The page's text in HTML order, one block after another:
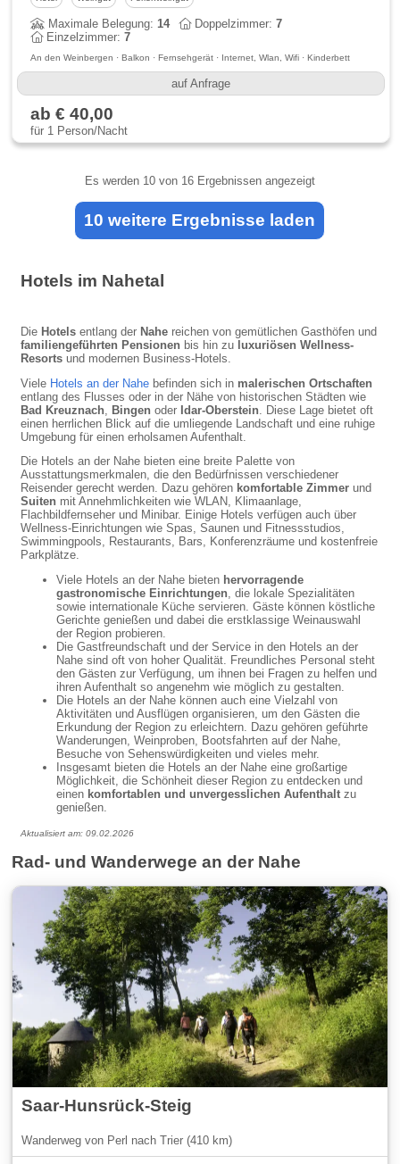
Maximale Belegung:14 Doppelzimmer:7
Einzelzimmer:7
An den Weinbergen · Balkon · Fernsehgerät · Internet, Wlan, Wifi · Kinderbett
auf Anfrage
ab € 40,00
für 1 Person/Nacht
Es werden 10von 16 Ergebnissen angezeigt
10 weitere Ergebnisse laden
Hotels im Nahetal
Die Hotelsentlang der Nahe reichen von gemütlichen Gasthöfen und
familiengeführten Pensionen bis hin zu luxuriösen Wellness-
Resorts und modernen Business-Hotels.
Viele Hotels an der Nahe befinden sich in malerischen Ortschaften
entlang des Flusses oder in der Nähe von historischen Städten wie
Bad Kreuznach
Bingen oder Idar-Oberstein . Diese Lage bietet oft
einen herrlichen Blick auf die umliegende Landschaft und eine ruhige
Umgebung für einen erholsamen Aufenthalt.
Die Hotels an der Nahe bieten eine breite Palette von
Ausstattungsmerkmalen, die den Bedürfnissen verschiedener
Reisender gerecht werden. Dazu gehören komfortable Zimmer und
Suiten mit Annehmlichkeiten wie WLAN, Klimaanlage,
Flachbildfernseher und Minibar. Einige Hotels verfügen auch über
Wellness-Einrichtungen wie Spas, Saunen und Fitnessstudios,
Swimmingpools, Restaurants, Bars, Konferenzräume und kostenfreie
Parkplätze.
Viele Hotels an der Nahe bieten hervorragende
gastronomische Einrichtungen, die lokale Spezialitäten
sowie internationale Küche servieren. Gäste können köstliche
Gerichte genießen und dabei die erstklassige Weinauswahl
der Region probieren.
Die Gastfreundschaft und der Service in den Hotels an der
Nahe sind oft von hoher Qualität. Freundliches Personal steht
den Gästen zur Verfügung, um ihnen bei Fragen zu helfen und
ihren Aufenthalt so angenehm wie möglich zu gestalten.
Die Hotels an der Nahe können auch eine Vielzahl von
Aktivitäten und Ausflügen organisieren, um den Gästen die
Erkundung der Region zu erleichtern. Dazu gehören geführte
Wanderungen, Weinproben, Bootsfahrten auf der Nahe,
Besuche von Sehenswürdigkeiten und vieles mehr.
Insgesamt bieten die Hotels an der Nahe eine großartige
Möglichkeit, die Schönheit dieser Region zu entdecken und
einen komfortablen und unvergesslichen Aufenthalt zu
genießen.
Aktualisiert am: 09.02.2026
Rad- und Wanderwege an der Nahe
Saar-Hunsrück-Steig
Wanderweg von Perl nach Trier (410 km)